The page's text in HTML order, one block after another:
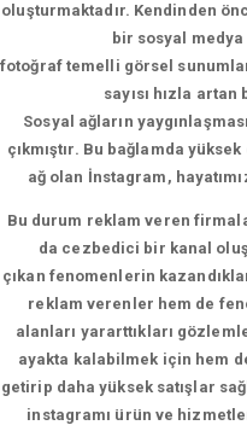
oluşturmaktadır. Kendinden
bir sosyal
fotoğraf temelli görsel
sayısı hızla
Sosyal ağların
çıkmıştır. Bu bağlamda
ağ olan İnstagram,
Bu durum reklam veren
da cezbedici bir kanal
çıkan fenomenlerin
reklam verenler hem de
alanları yararttıkları
ayakta kalabilmek için hem
getirip daha yüksek satışlar
instagramı ürün ve